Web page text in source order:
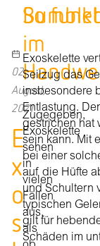
02
August,
2021
E
x
o
s
im
Zugegeben,
Exoskelette
sehen
in
vielen
Fällen
aus,
als
So
Exoskelette
Seilzug das
insbesondere
Entlastung.
gestrichen hat
sein kann. Mit
bei einer
auf die Hüfte
und Schultern
typischen
gilt für
Schäden im